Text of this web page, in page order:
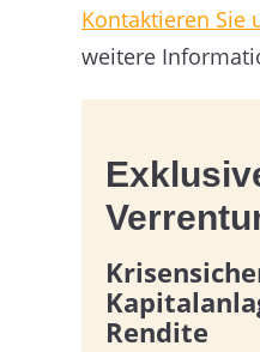
Kontaktieren Sie
weitere
Rendite